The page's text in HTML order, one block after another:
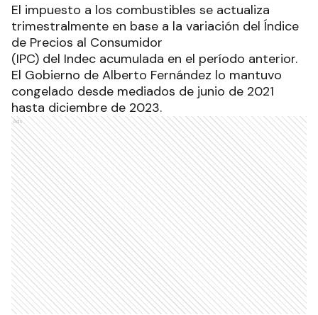
El impuesto a los combustibles se actualiza
trimestralmente en base a la variación del Índice
de Precios al Consumidor
(IPC) del Indec acumulada en el período anterior.
El Gobierno de Alberto Fernández lo mantuvo
congelado desde mediados de junio de 2021
hasta diciembre de 2023.
Ads